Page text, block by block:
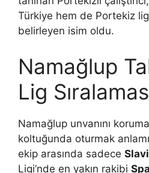
Türkiye hem de Portekiz
belirleyen isim oldu.
Namağlup
Lig
Namağlup unvanını
koltuğunda oturmak
ekip arasında sadece
Ligi’nde en yakın rakibi